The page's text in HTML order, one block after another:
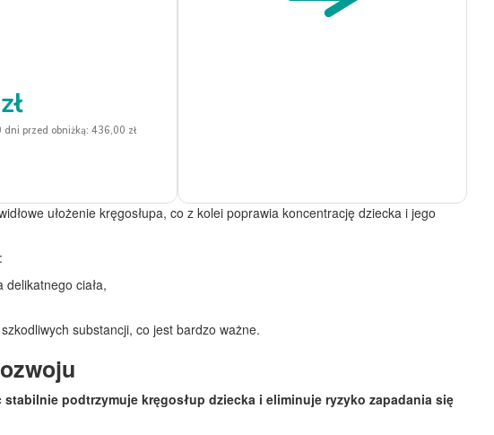
przed obniżką: 436,00 zł
ułożenie kręgosłupa, co z kolei poprawia koncentrację dziecka i jego
ciała,
substancji, co jest bardzo ważne.
stabilnie podtrzymuje kręgosłup dziecka i eliminuje ryzyko zapadania się